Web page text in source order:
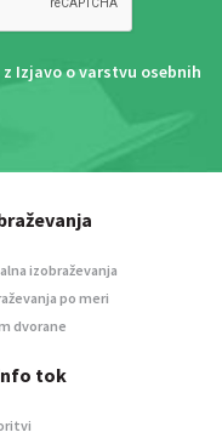
Izjavo o varstvu osebnih
izobraževanja
po meri
dvorane
tok